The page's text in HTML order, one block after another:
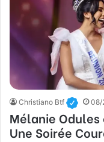
Christiano Btf 08/
Mélanie Odules
Une Soirée